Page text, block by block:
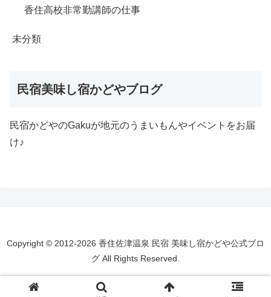
香住高校非常勤講師の仕事
未分類
民宿美味し宿かどやブログ
民宿かどやのGakuが地元のうまいもんやイベントをお届
け♪
Copyright © 2012-2026 香住佐津温泉 民宿 美味し宿かどや公式ブロ
グ All Rights Reserved.